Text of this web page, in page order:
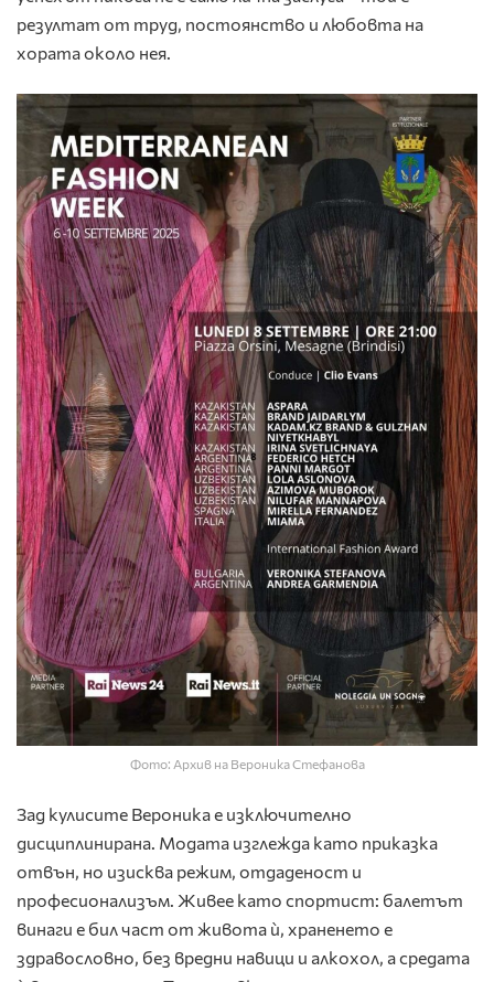
резултат от труд, постоянство и любовта на
хората около нея.
Фото: Архив на Вероника Стефанова
Зад кулисите Вероника е изключително
дисциплинирана. Модата изглежда като приказка
отвън, но изисква режим, отдаденост и
професионализъм. Живее като спортист: балетът
винаги е бил част от живота ѝ, храненето е
здравословно, без вредни навици и алкохол, а средата